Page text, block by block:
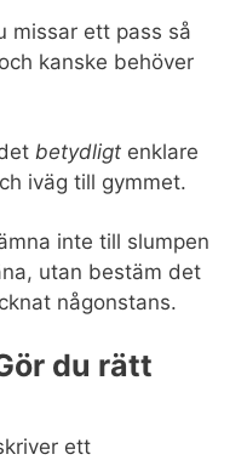
missar ett pass så
kanske behöver
betydligt enklare
iväg till gymmet.
inte till slumpen
utan bestäm det
någonstans.
du rätt
ett